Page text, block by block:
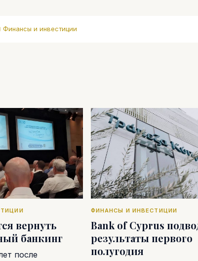
Финансы и инвестиции
вернуть
банкинг
после
ФИНАНСЫ И ИНВЕСТИЦИИ
Bank of Cyprus
результаты первого
полугодия